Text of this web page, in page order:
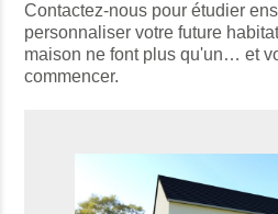
Contactez-nous pour étudier
personnaliser votre future
maison ne font plus qu'un… et
commencer.